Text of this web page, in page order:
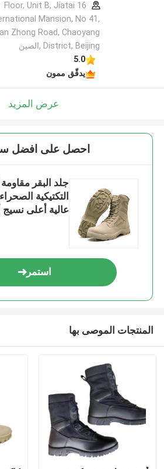
16 Floor, Unit B, Jiatai
Mansion, No 41,
Zhong Road, Chaoyang
District, Beijing ,الصين
5.0
يدقّق ممون
عرض المزيد
احصل على افضل
جلد البقر
التكتيكية
عالية أعلى
استمر
المنتجات الموصى بها